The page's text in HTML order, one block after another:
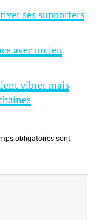
ses supporters
avec un jeu
vibrer mais
obligatoires sont